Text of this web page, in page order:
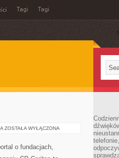
Tagi Tagi
GRANTY
ZOSTAŁA WYŁĄCZONA
o fundacjach,